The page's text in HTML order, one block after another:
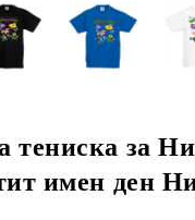
тениска за
имен ден